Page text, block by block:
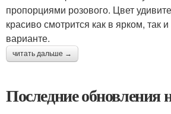
пропорциями розового. Цвет
красиво смотрится как в ярком, так
варианте.
читать дальше →
Последние обновления